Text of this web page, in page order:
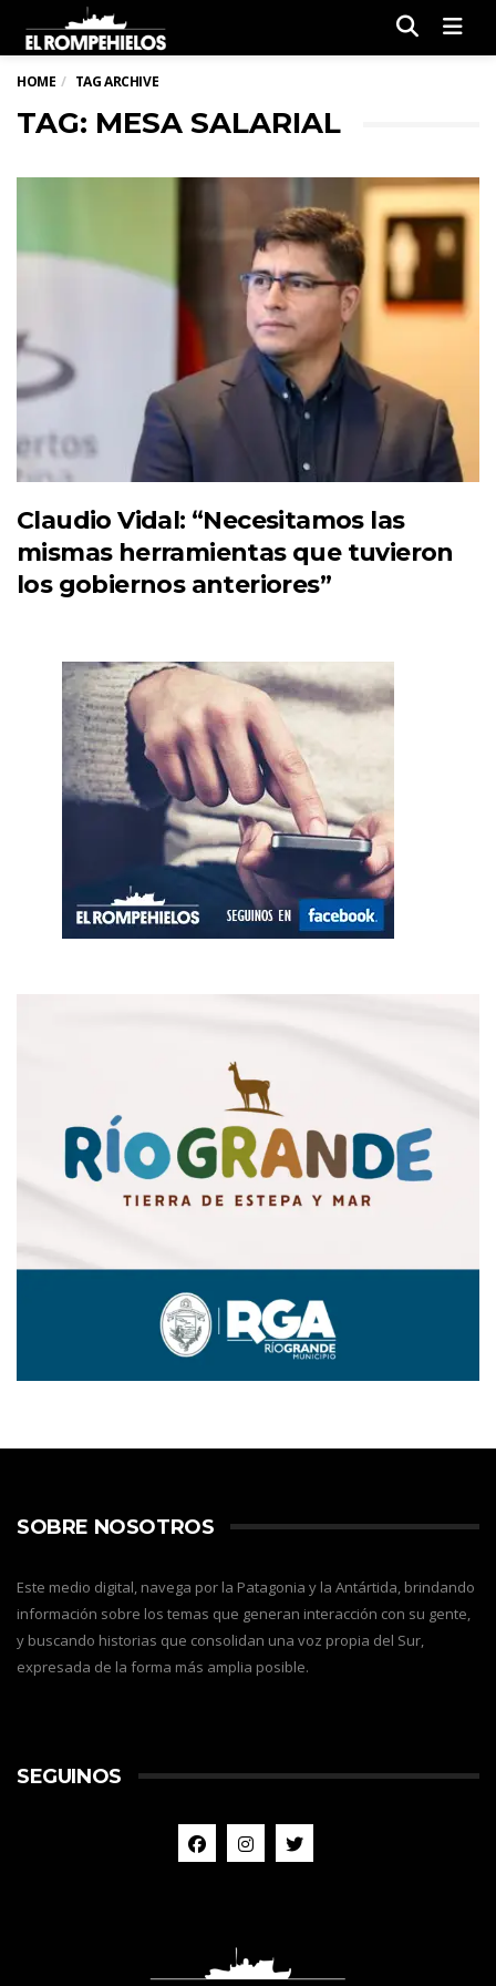
HOME TAG ARCHIVE
TAG: MESA SALARIAL
Claudio Vidal: “Necesitamos las
mismas herramientas que tuvieron
los gobiernos anteriores”
SOBRE NOSOTROS
Este medio digital, navega por la Patagonia y la Antártida, brindando
información sobre los temas que generan interacción con su gente,
y buscando historias que consolidan una voz propia del Sur,
expresada de la forma más amplia posible.
SEGUINOS